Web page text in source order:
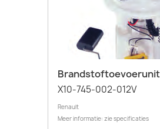
X10-745-002-012V
Renault
Meer informatie: zie specificaties